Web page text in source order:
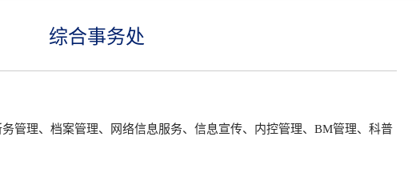
综合事务处
管理、档案管理、网络信息服务、信息宣传、内控管理、BM管理、科普